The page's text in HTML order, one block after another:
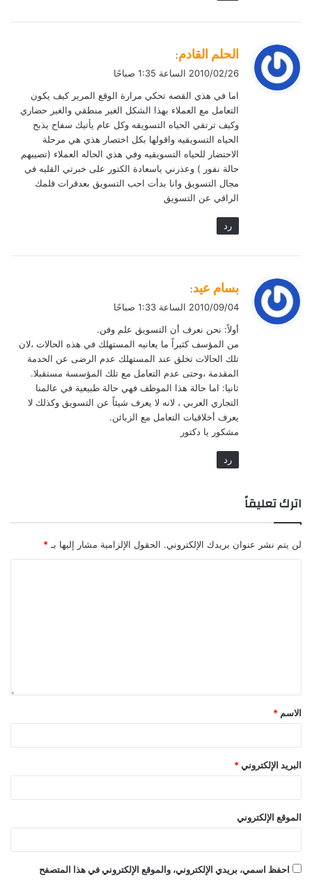
ي
ق
ل
الحلم القادم:
2010/02/26 الساعة 1:35 صباحًا
اما في هذي القصه تحكي مرارة الوقع المرير كيف يكون
التعامل مع العملاء بهذا الشكل الغير منطقي والغير حضاري
وكيف ترتقي الحياه التسويقه وكل عام يأتيك سفاح يذبح
الحياه التسويقيه واقولها بكل اختصار هذي هي مرحلة
الاحتضار للحياه التسويقيه وفي هذي الحاله العملاء (تصيبهم
حالة نفور ) وعذرني ياسعادة الكتور على خبرتي القليه في
مجال التسويق وانا بدأت احب التسويق بعدقرات قلمك
الراقي عن التسويق
رد
ق
ل
بسام عيد:
2010/09/04 الساعة 1:33 صباحًا
أولاً: نحن نعرف أن التسويق علم وفن.
من المؤسف كثيراً ما يعانيه المستهلك في هذه الحالات ،لان
تلك الحالات تخلق عند المستهلك عدم الرضى عن الخدمة
المقدمة ،وحتى عدم التعامل مع تلك المؤسسة مستقبلا.
ثانيا: اما حالة هذا الموظف فهي حالة طبيعية في عالمنا
التجاري العربي ، لانه لا يعرف شيئاً عن التسويق وكذلك لا
يعرف أخلاقيات التعامل مع الزبائن.
مشكور يا دكتور
رد
اترك تعليقاً
لن يتم نشر عنوان بريدك الإلكتروني. الحقول الإلزامية مشار إليها بـ *
الاسم *
البريد الإلكتروني *
الموقع الإلكتروني
احفظ اسمي، بريدي الإلكتروني، والموقع الإلكتروني في هذا المتصفح